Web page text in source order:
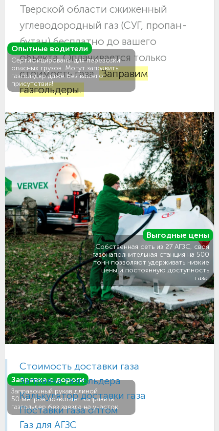
Тверской области сжиженный
углеводородный газ (СУГ, пропан-
бутан) бесплатно до вашего
объекта. Оплачивается только
стоимость газа. Заправим
газгольдеры.
Опытные водители
Сертифицированы для перевозки
опасных грузов. Могут заправить
газгольдер даже без вашего
присутствия!
Заправка с дороги
Заправочный рукав длиной
50 метров позволяет заправить
газгольдер без заезда на участок.
Выгодные цены
Собственная сеть из 27 АГЗС, своя
газонаполнительная станция на 500
тонн позволяют удерживать низкие
цены и постоянную доступность
газа.
Стоимость доставки газа
Заправка газгольдера
Калькулятор доставки газа
Поставки газа оптом
Газ для АГЗС